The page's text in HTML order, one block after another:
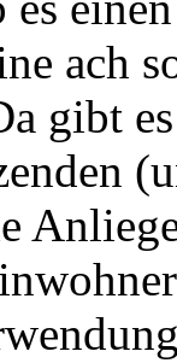
ach
gibt